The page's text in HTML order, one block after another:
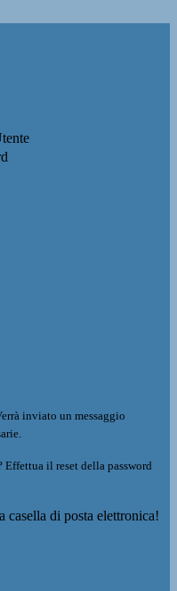
inviato un messaggio
Effettua il reset della password
casella di posta elettronica!